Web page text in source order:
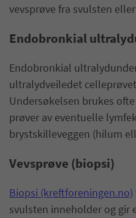
vevsprøve fra svulsten
Endobronkial
Endobronkial
ultralydveiledet
Undersøkelsen brukes
prøver av eventuelle
brystskilleveggen (hilum
Vevsprøve (biopsi)
Biopsi (kreftforeningen.no)
svulsten inneholder og gir